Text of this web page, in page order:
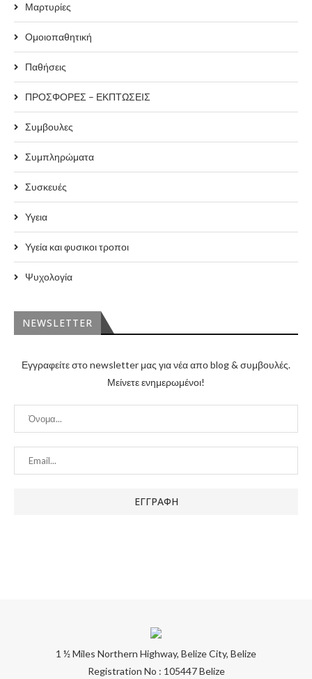
Μαρτυρίες
Ομοιοπαθητική
Παθήσεις
ΠΡΟΣΦΟΡΕΣ – ΕΚΠΤΩΣΕΙΣ
Συμβουλες
Συμπληρώματα
Συσκευές
Υγεια
Υγεία και φυσικοι τροποι
Ψυχολογία
NEWSLETTER
Εγγραφείτε στο newsletter μας για νέα απο blog & συμβουλές.
Μείνετε ενημερωμένοι!
1 ½ Miles Northern Highway, Belize City, Belize
Registration No : 105447 Belize